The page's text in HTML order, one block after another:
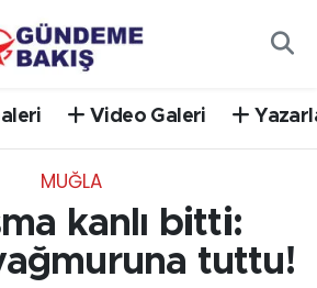
Video Galeri
MUĞLA
kanlı bitti:
tuttu!
Durumu ve Fikstür